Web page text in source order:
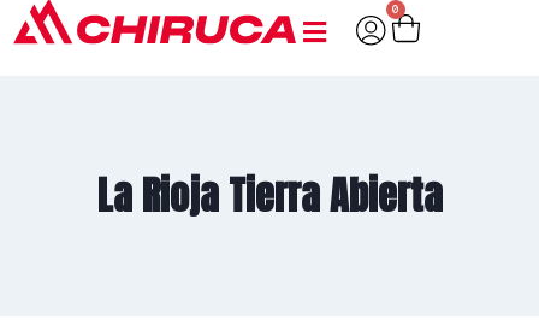
0
La Rioja Tierra Abierta